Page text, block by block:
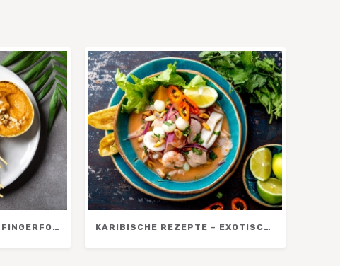
ASIATISCHE SNACKS & FINGERFOOD – EINFACHE REZEPTE FÜR SOMMER, GRILLABEND & PICKNICK KARIBISCHE REZEPTE – EXOTISCHE GERICHTE FÜR URLAUBSFEELING ZU HAUSE